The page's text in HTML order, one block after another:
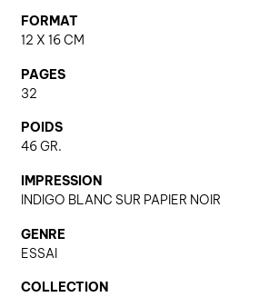
diffusion/librairies
FORMAT
12 X 16 CM
PAGES
32
POIDS
46 GR.
IMPRESSION
INDIGO BLANC SUR PAPIER NOIR
GENRE
ESSAI
COLLECTION